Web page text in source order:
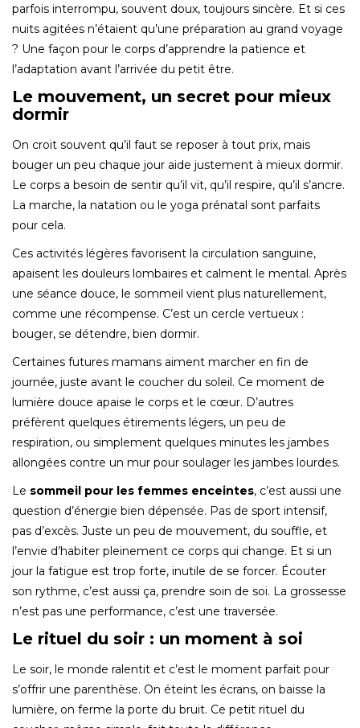
parfois interrompu, souvent doux, toujours sincère. Et si ces
nuits agitées n’étaient qu’une préparation au grand voyage
? Une façon pour le corps d’apprendre la patience et
l’adaptation avant l’arrivée du petit être.
Le mouvement, un secret pour mieux
dormir
On croit souvent qu’il faut se reposer à tout prix, mais
bouger un peu chaque jour aide justement à mieux dormir.
Le corps a besoin de sentir qu’il vit, qu’il respire, qu’il s’ancre.
La marche, la natation ou le yoga prénatal sont parfaits
pour cela.
Ces activités légères favorisent la circulation sanguine,
apaisent les douleurs lombaires et calment le mental. Après
une séance douce, le sommeil vient plus naturellement,
comme une récompense. C’est un cercle vertueux :
bouger, se détendre, bien dormir.
Certaines futures mamans aiment marcher en fin de
journée, juste avant le coucher du soleil. Ce moment de
lumière douce apaise le corps et le cœur. D’autres
préfèrent quelques étirements légers, un peu de
respiration, ou simplement quelques minutes les jambes
allongées contre un mur pour soulager les jambes lourdes.
Le sommeil pour les femmes enceintes, c’est aussi une
question d’énergie bien dépensée. Pas de sport intensif,
pas d’excès. Juste un peu de mouvement, du souffle, et
l’envie d’habiter pleinement ce corps qui change. Et si un
jour la fatigue est trop forte, inutile de se forcer. Écouter
son rythme, c’est aussi ça, prendre soin de soi. La grossesse
n’est pas une performance, c’est une traversée.
Le rituel du soir : un moment à soi
Le soir, le monde ralentit et c’est le moment parfait pour
s’offrir une parenthèse. On éteint les écrans, on baisse la
lumière, on ferme la porte du bruit. Ce petit rituel du